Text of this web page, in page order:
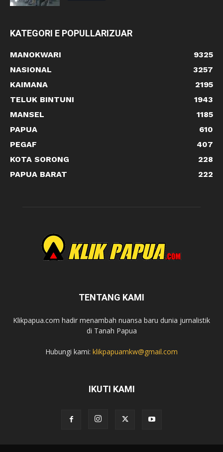
KATEGORI E POPULLARIZUAR
MANOKWARI
9325
NASIONAL
3257
KAIMANA
2195
TELUK BINTUNI
1943
MANSEL
1185
PAPUA
610
PEGAF
407
KOTA SORONG
228
PAPUA BARAT
222
TENTANG KAMI
Klikpapua.com hadir menambah nuansa baru dunia jurnalistik
di Tanah Papua
Hubungi kami: klikpapuamkw@gmail.com
IKUTI KAMI